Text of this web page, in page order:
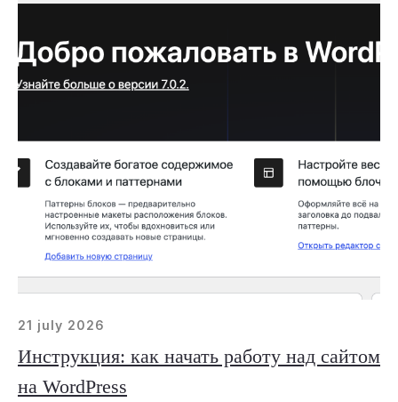
21 july 2026
Инструкция: как начать работу над сайтом
на WordPress